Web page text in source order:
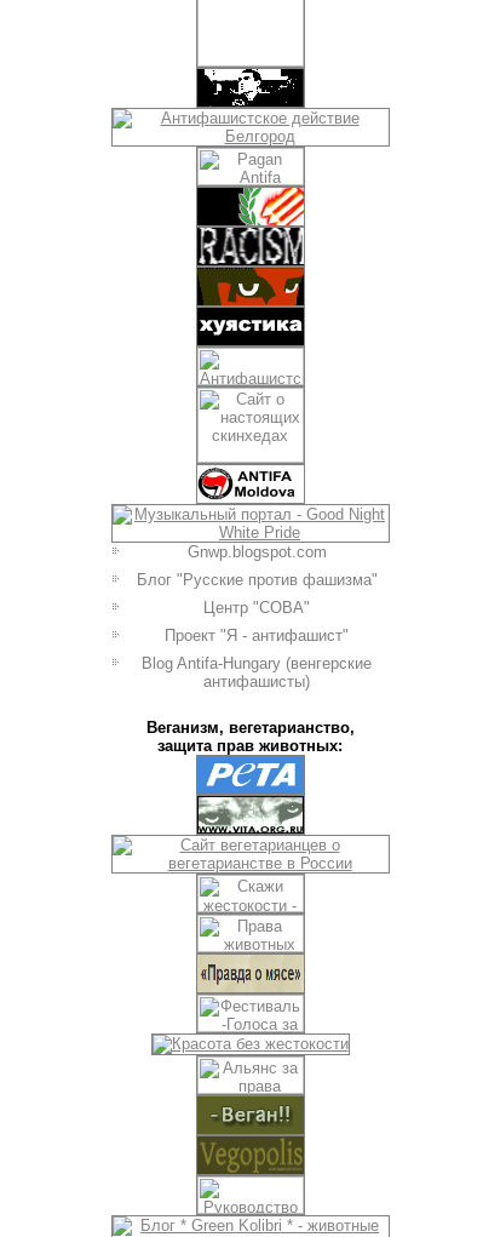
Gnwp.blogspot.com
Блог "Русские против фашизма"
Центр "СОВА"
Проект "Я - антифашист"
Blog Antifa-Hungary (венгерские
антифашисты)
Веганизм, вегетарианство,
защита прав животных: